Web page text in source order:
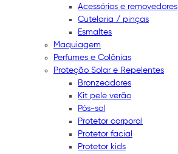
Acessórios e removedores
Cutelaria / pinças
Esmaltes
Maquiagem
Perfumes e Colônias
Proteção Solar e Repelentes
Bronzeadores
Kit pele verão
Pós-sol
Protetor corporal
Protetor facial
Protetor kids